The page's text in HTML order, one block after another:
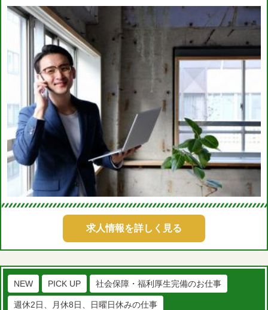
求人情報を詳しく見る
NEW PICK UP 社会保障・福利厚生完備のお仕事
週休2日、月休8日、日曜日休みの仕事